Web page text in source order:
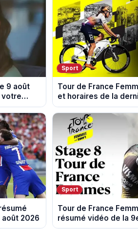
9 août
votre
Sport
Tour de France
et horaires de la
Nice
2026
Sport
Tour de France
résumé vidéo de la